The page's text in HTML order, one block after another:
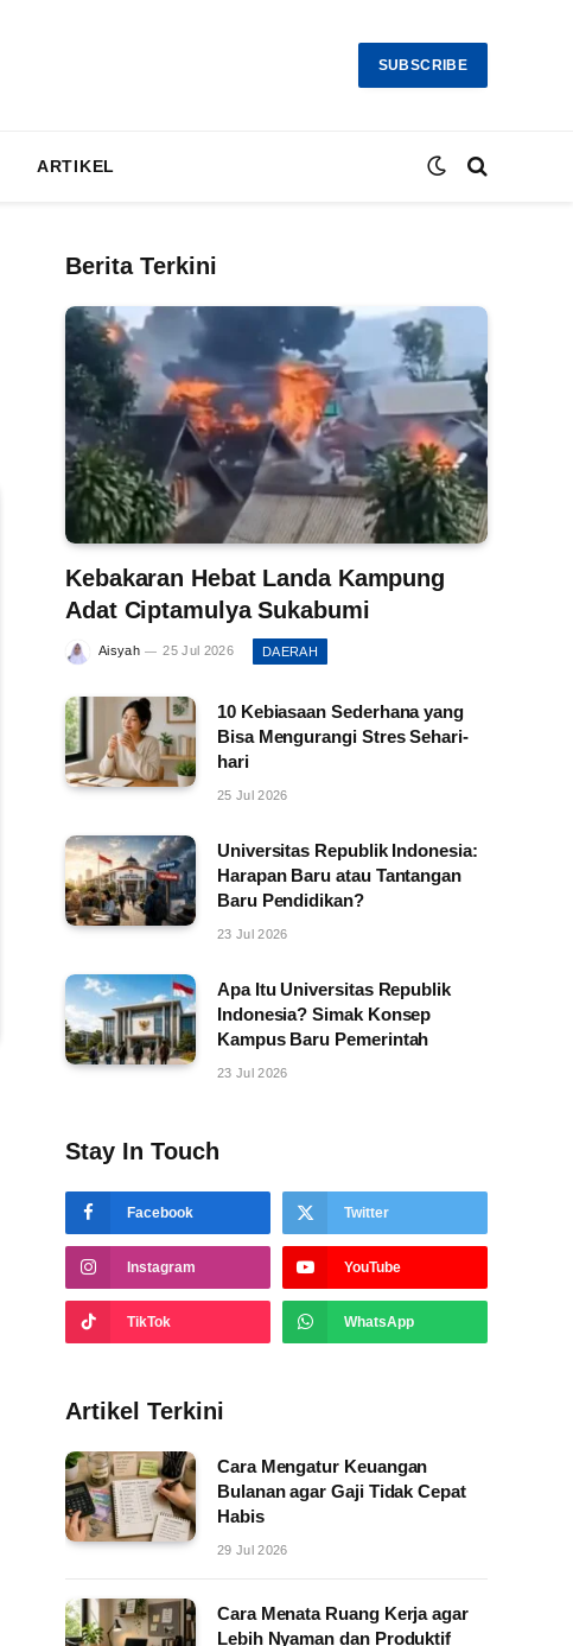
SUBSCRIBE
ARTIKEL
Berita Terkini
Kebakaran Hebat Landa Kampung
Adat Ciptamulya Sukabumi
Aisyah 25 Jul 2026 DAERAH
10 Kebiasaan Sederhana yang
Bisa Mengurangi Stres Sehari-
hari
25 Jul 2026
Universitas Republik Indonesia:
Harapan Baru atau Tantangan
Baru Pendidikan?
23 Jul 2026
Apa Itu Universitas Republik
Indonesia? Simak Konsep
Kampus Baru Pemerintah
23 Jul 2026
Stay In Touch
Facebook Twitter
Instagram YouTube
TikTok WhatsApp
Artikel Terkini
Cara Mengatur Keuangan
Bulanan agar Gaji Tidak Cepat
Habis
29 Jul 2026
Cara Menata Ruang Kerja agar
Lebih Nyaman dan Produktif